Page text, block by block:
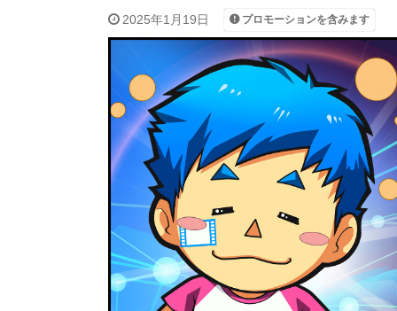
2025年1月19日 プロモーションを含みます